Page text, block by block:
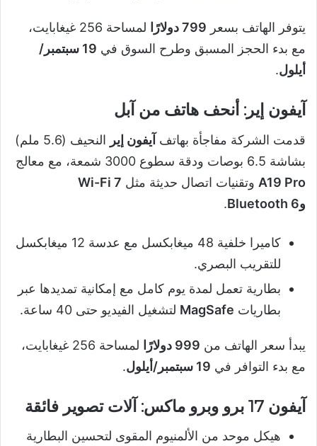
يتوفر الهاتف بسعر 799 دولارًا
لمساحة 256 غيغابايت،
مع بدء الحجز المسبق وطرح السوق في
19 سبتمبر/
أيلول.
آيفون إير: أنحف هاتف من آبل
قدمت الشركة مفاجأة بهاتف آيفون إير
النحيف (5.6 ملم)
بشاشة 6.5 بوصات ودقة سطوع 3000 شمعة، مع معالج
A19 Pro وتقنيات اتصال حديثة مثل Wi-Fi 7
وBluetooth 6
.
كاميرا خلفية 48 ميغابكسل مع عدسة 12 ميغابكسل
للتقريب البصري.
بطارية تعمل لمدة يوم كامل مع إمكانية تمديدها عبر
بطاريات MagSafe لتشغيل الفيديو حتى 40 ساعة.
يبدأ سعر الهاتف من 999 دولارًا
لمساحة 256 غيغابايت،
مع بدء التوافر في 19 سبتمبر/أيلول .
آيفون 17 برو وبرو ماكس: آلات تصوير فائقة
هيكل موحد من الألمنيوم المقوى لتحسين البطارية